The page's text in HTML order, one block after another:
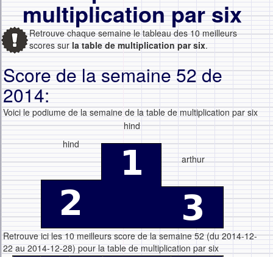
multiplication par six
Retrouve chaque semaine le tableau des 10 meilleurs
scores sur la table de multiplication par six.
Score de la semaine 52 de
2014:
Voici le podiume de la semaine de la table de multiplication par six
hind
hind
arthur
Retrouve ici les 10 meilleurs score de la semaine 52 (du 2014-12-
22 au 2014-12-28) pour la table de multiplication par six